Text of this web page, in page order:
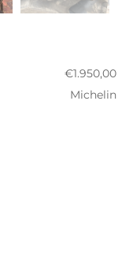
€1.950,00
Michelin